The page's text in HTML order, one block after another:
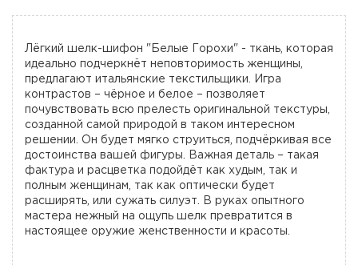
Лёгкий шелк-шифон "Белые Горохи" - ткань, которая
идеально подчеркнёт неповторимость женщины,
предлагают итальянские текстильщики. Игра
контрастов – чёрное и белое – позволяет
почувствовать всю прелесть оригинальной текстуры,
созданной самой природой в таком интересном
решении. Он будет мягко струиться, подчёркивая все
достоинства вашей фигуры. Важная деталь – такая
фактура и расцветка подойдёт как худым, так и
полным женщинам, так как оптически будет
расширять, или сужать силуэт. В руках опытного
мастера нежный на ощупь шелк превратится в
настоящее оружие женственности и красоты.